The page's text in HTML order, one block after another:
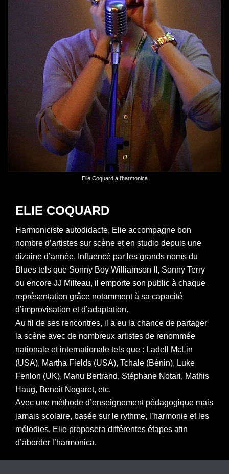
Elie Coquard à l'harmonica
ELIE COQUARD
Harmoniciste autodidacte, Elie accompagne bon
nombre d’artistes sur scène et en studio depuis une
dizaine d’année. Influencé par les grands noms du
Blues tels que Sonny Boy Williamson II, Sonny Terry
ou encore JJ Milteau, il emporte son public à chaque
représentation grâce notamment à sa capacité
d’improvisation et d’adaptation.
Au fil de ses rencontres, il a eu la chance de partager
la scène avec de nombreux artistes de renommée
nationale et internationale tels que : Ladell McLin
(USA), Martha Fields (USA), Tchale (Bénin), Luke
Fenlon (UK), Manu Bertrand, Stéphane Notari, Mathis
Haug, Benoit Nogaret, etc.
Avec une méthode d’enseignement pédagogique mais
jamais scolaire, basée sur le rythme, l’harmonie et les
mélodies, Elie proposera différentes étapes afin
d’aborder l’harmonica.